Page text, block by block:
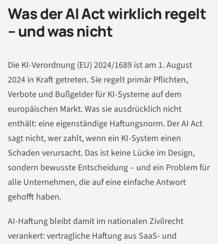
Was der AI Act wirklich regelt
– und was nicht
Die KI-Verordnung (EU) 2024/1689 ist am 1. August
2024 in Kraft getreten. Sie regelt primär Pflichten,
Verbote und Bußgelder für KI-Systeme auf dem
europäischen Markt. Was sie ausdrücklich nicht
enthält: eine eigenständige Haftungsnorm. Der AI Act
sagt nicht, wer zahlt, wenn ein KI-System einen
Schaden verursacht. Das ist keine Lücke im Design,
sondern bewusste Entscheidung – und ein Problem für
alle Unternehmen, die auf eine einfache Antwort
gehofft haben.
AI-Haftung bleibt damit im nationalen Zivilrecht
verankert: vertragliche Haftung aus SaaS- und